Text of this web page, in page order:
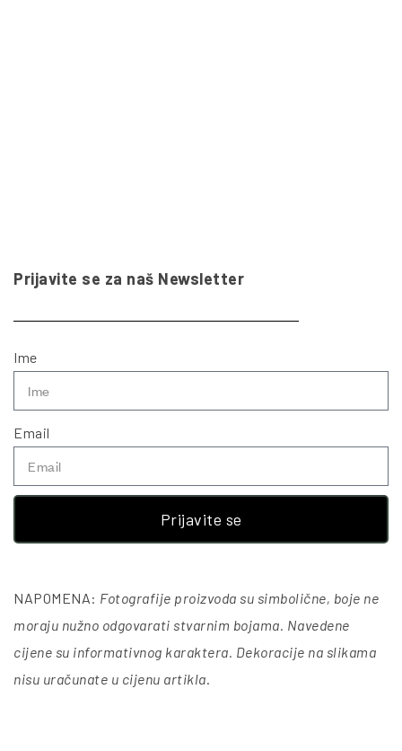
Prijavite se za naš Newsletter
Ime
Email
Prijavite se
NAPOMENA: Fotografije proizvoda su simbolične, boje ne
moraju nužno odgovarati stvarnim bojama. Navedene
cijene su informativnog karaktera. Dekoracije na slikama
nisu uračunate u cijenu artikla.